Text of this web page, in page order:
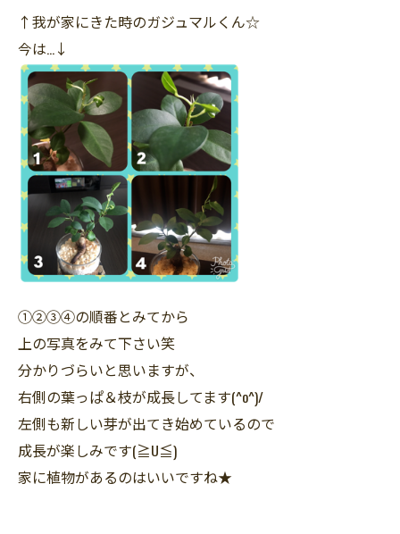
↑我が家にきた時のガジュマルくん☆
今は…↓
①②③④の順番とみてから
上の写真をみて下さい笑
分かりづらいと思いますが、
右側の葉っぱ＆枝が成長してます(^o^)/
左側も新しい芽が出てき始めているので
成長が楽しみです(≧U≦)
家に植物があるのはいいですね★